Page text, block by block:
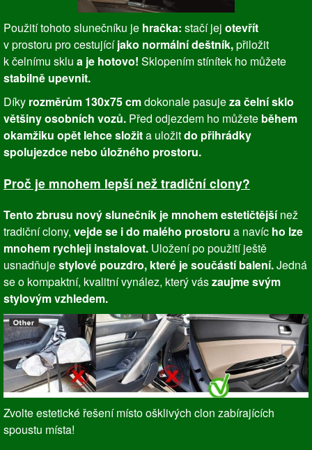
Použití tohoto slunečníku je hračka: stačí jej otevřít
v prostoru pro cestujícíjako normální deštník,přiložit
k čelnímu sklu a je hotovo! Sklopením stínítek ho můžete
stabilně upevnit.
Díky rozměrům 130x75 cmdokonale pasujeza čelní sklo
většiny osobních vozů. Před odjezdem ho můžete během
okamžiku opět lehce složita uložitdo přihrádky
spolujezdce nebo úložného prostoru.
Proč je mnohem lepší než tradiční clony?
Tento zbrusu nový slunečník je mnohem estetičtějšínež
tradiční clony, vejde se i do malého prostoru a navíc ho lze
mnohem rychleji instalovat. Uložení po použití ještě
usnadňujestylové pouzdro, které je součástí balení.Jedná
se o kompaktní, kvalitní vynález, který vászaujme svým
stylovým vzhledem.
Zvolte estetické řešení místo ošklivých clon zabírajících
spoustu místa!